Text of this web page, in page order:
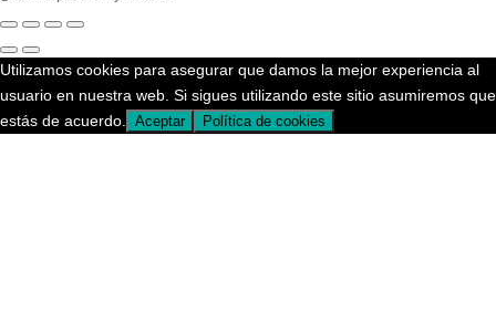
Utilizamos cookies para asegurar que damos la mejor experiencia al
usuario en nuestra web. Si sigues utilizando este sitio asumiremos que
estás de acuerdo.
Aceptar Política de cookies